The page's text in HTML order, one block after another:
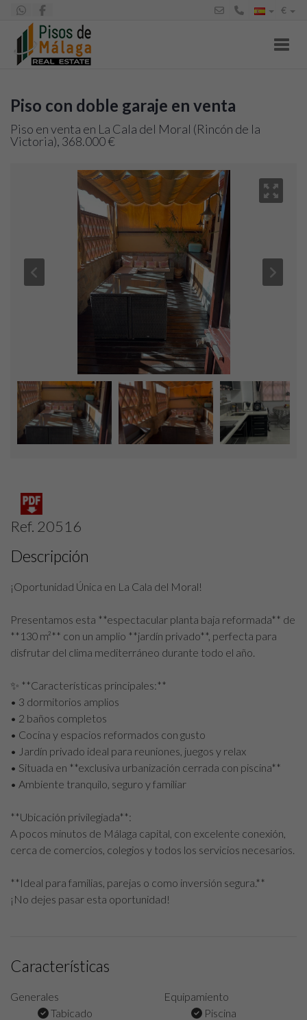
€
Piso con doble garaje en venta
Piso en venta en La Cala del Moral (Rincón de la
Victoria), 368.000 €
Ref. 20516
Descripción
¡Oportunidad Única en La Cala del Moral!
Presentamos esta **espectacular planta baja reformada** de
**130 m²** con un amplio **jardín privado**, perfecta para
disfrutar del clima mediterráneo durante todo el año.
✨ **Características principales:**
• 3 dormitorios amplios
• 2 baños completos
• Cocina y espacios reformados con gusto
• Jardín privado ideal para reuniones, juegos y relax
• Situada en **exclusiva urbanización cerrada con piscina**
• Ambiente tranquilo, seguro y familiar
**Ubicación privilegiada**:
A pocos minutos de Málaga capital, con excelente conexión,
cerca de comercios, colegios y todos los servicios necesarios.
**Ideal para familias, parejas o como inversión segura.**
¡No dejes pasar esta oportunidad!
Características
Generales
Tabicado
Equipamiento
Piscina